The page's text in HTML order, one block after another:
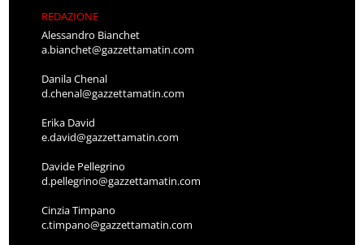
REDAZIONE
Alessandro Bianchet
a.bianchet@gazzettamatin.com
Danila Chenal
d.chenal@gazzettamatin.com
Erika David
e.david@gazzettamatin.com
Davide Pellegrino
d.pellegrino@gazzettamatin.com
Cinzia Timpano
c.timpano@gazzettamatin.com